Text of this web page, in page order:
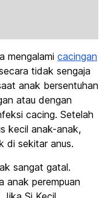
mengalami cacingan
tidak sengaja
anak bersentuhan
atau dengan
cacing. Setelah
kecil anak-anak,
di sekitar anus.
sangat gatal.
anak perempuan